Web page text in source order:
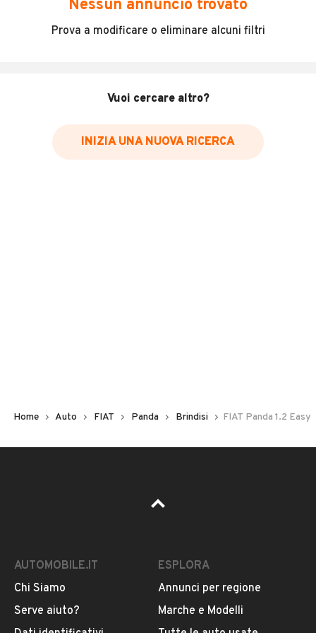
Incidenti in cui è stato coinvolto il veicolo
Data e luogo delle revisioni effettuate
Inserisci il numero di targa per verificare la disponibilità
Pubblicità
Nessun annuncio trovato
Prova a modificare o eliminare alcuni filtri
Vuoi cercare altro?
INIZIA UNA NUOVA RICERCA
Home Auto FIAT Panda Brindisi FIAT Panda 1.2 Easy
AUTOMOBILE.IT
Chi Siamo
Serve aiuto?
ESPLORA
Annunci per regione
Marche e Modelli